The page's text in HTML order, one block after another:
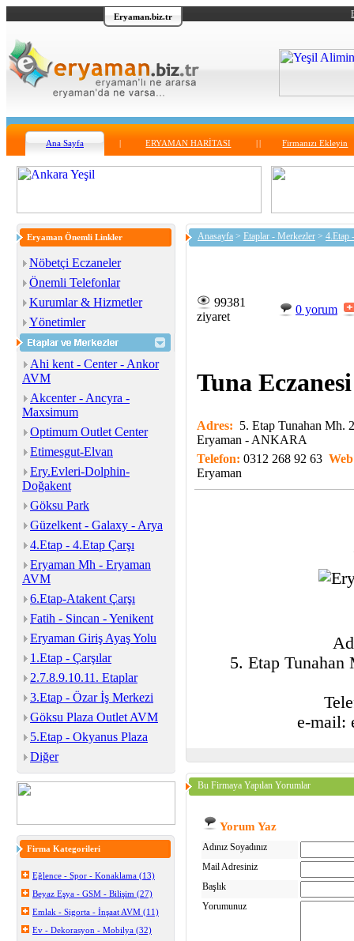
Eryaman.biz.tr
Ana Sayfa ERYAMAN HARİTASI Firmanızı Ekleyin
Eryaman Önemli Linkler
Nöbetçi Eczaneler
Önemli Telefonlar
Kurumlar & Hizmetler
Yönetimler
Ahi kent - Center - Ankor
AVM
Akcenter - Ancyra -
Maxsimum
Optimum Outlet Center
Etimesgut-Elvan
Ery.Evleri-Dolphin-
Doğakent
Göksu Park
Güzelkent - Galaxy - Arya
4.Etap - 4.Etap Çarşı
Eryaman Mh - Eryaman
AVM
6.Etap-Atakent Çarşı
Fatih - Sincan - Yenikent
Eryaman Giriş Ayaş Yolu
1.Etap - Çarşılar
2.7.8.9.10.11. Etaplar
3.Etap - Özar İş Merkezi
Göksu Plaza Outlet AVM
5.Etap - Okyanus Plaza
Diğer
Firma Kategorileri
Eğlence - Spor - Konaklama (13)
Beyaz Eşya - GSM - Bilişim (27)
Emlak - Sigorta - İnşaat AVM (11)
Ev - Dekorasyon - Mobilya (32)
Anasayfa > Etaplar - Merkezler > 4.Etap
99381
ziyaret
0 yorum
Tuna Eczanesi
Adres: 5. Etap Tunahan
Eryaman - ANKARA
Telefon: 0312 268 92 63
Eryaman
5. Etap
e-mail:
Bu Firmaya Yapılan Yorumlar
Yorum Yaz
Adınız Soyadınız
Mail Adresiniz
Başlık
Yorumunuz